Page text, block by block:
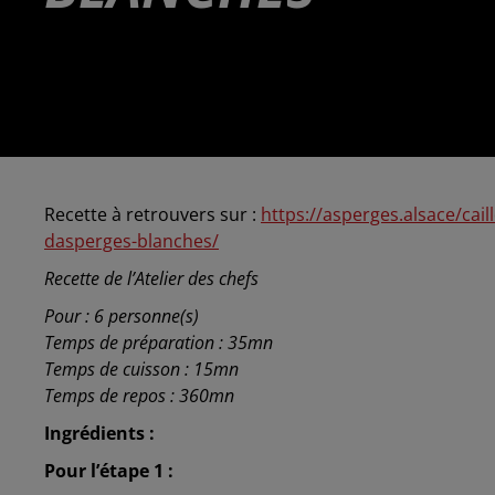
Recette à retrouvers sur : https://asperges.alsace/
dasperges-blanches/
Recette de l’Atelier des chefs
Pour : 6 personne(s)
Temps de préparation : 35mn
Temps de cuisson : 15mn
Temps de repos : 360mn
Ingrédients :
Pour l’étape 1 :